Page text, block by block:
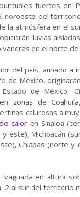
fuertes en
del territorio
la atmósfera en el
lluvias
en el norte de
del país, aunado a
de México,
de México,
zonas de
calurosas a
caloren Sinaloa
este), Michoacán
Chiapas (norte y
vaguada en altura
2 al sur del territorio